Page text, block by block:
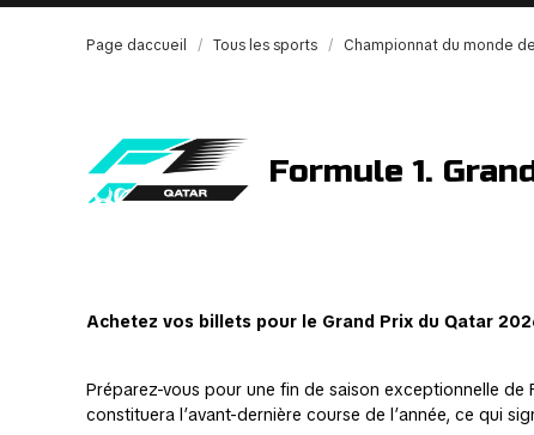
Page daccueil Tous les sports Championnat du monde
Formule 1.
Achetez vos billets pour le Grand Prix du Qatar
Préparez-vous pour une fin de saison exceptionnelle de
constituera l’avant-dernière course de l’année, ce qui